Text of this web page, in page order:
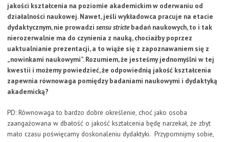
jakości kształcenia na poziomie akademickim w oderwaniu od
działalności naukowej. Nawet, jeśli wykładowca pracuje na etacie
dydaktycznym, nie prowadzi sensu strictebadań naukowych, to i tak
nierozerwalnie ma do czynienia z nauką, chociażby poprzez
uaktualnianie prezentacji, a to wiąże się z zapoznawaniem się z
„nowinkami naukowymi”. Rozumiem, że jesteśmy jednomyślni w tej
kwestii i możemy powiedzieć, że odpowiednią jakość kształcenia
zapewnia równowaga pomiędzy badaniami naukowymi i dydaktyką
akademicką?
PD: Równowaga to bardzo dobre określenie, choć jako osoba
zaangażowana w dbałość o jakość kształcenia będę narzekał, że zbyt
mało czasu poświęcamy doskonaleniu dydaktyki. Przypomnijmy sobie,